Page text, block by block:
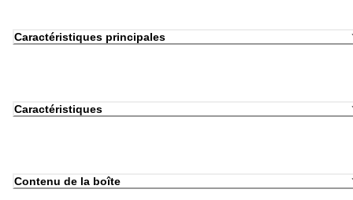
Caractéristiques principales
Caractéristiques
Contenu de la boîte